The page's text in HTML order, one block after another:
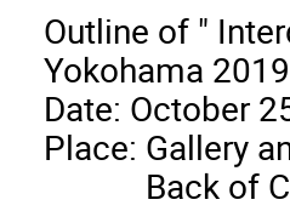
Outline of "
Yokohama
Date: October
Place: Gallery
Back of